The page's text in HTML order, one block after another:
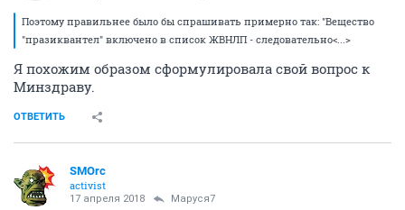
Поэтому правильнее было бы спрашивать примерно так: "Вещество
"празиквантел" включено в список ЖВНЛП - следовательно<...>
Я похожим образом сформулировала свой вопрос к
Минздраву.
ОТВЕТИТЬ
SMOrc
activist
17 апреля 2018 Маруся7